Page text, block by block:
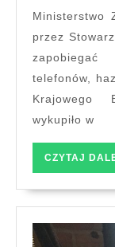
Ministerstwo Zdrowia uznało, że program napisany
przez
telefonów,
Krajowego
wykupiło w
CZYTAJ